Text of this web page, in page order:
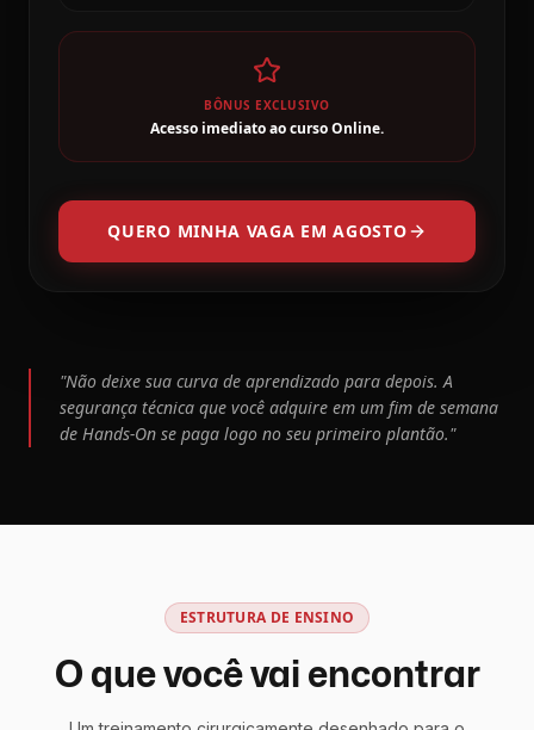
BÔNUS EXCLUSIVO
Acesso imediato ao curso Online.
QUERO MINHA VAGA EM AGOSTO
"Não deixe sua curva de aprendizado para depois. A
segurança técnica que você adquire em um fim de semana
de Hands-On se paga logo no seu primeiro plantão."
ESTRUTURA DE ENSINO
O que você vai encontrar